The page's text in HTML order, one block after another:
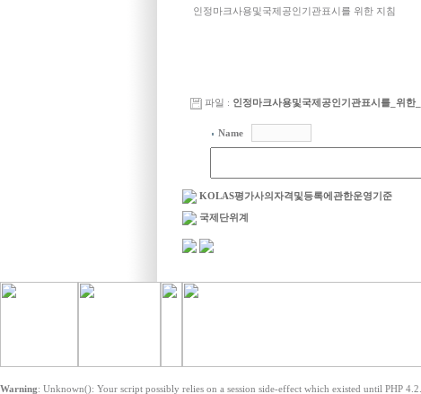
인정마크사용및국제공인기관표시를 위한 지침
파일 : 인정마크사용및국제공인기관표시를_위한
Name
KOLAS평가사의자격및등록에관한운영기준
국제단위계
Warning: Unknown(): Your script possibly relies on a session side-effect which existed until PHP